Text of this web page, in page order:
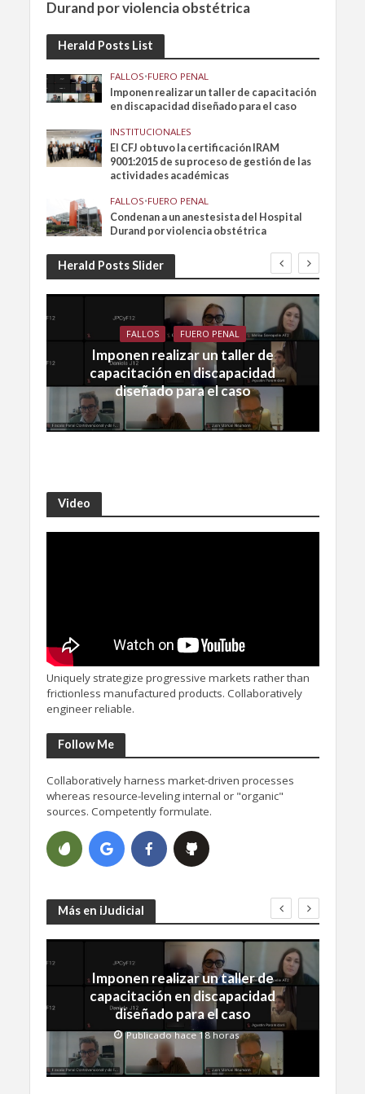
Durand por violencia obstétrica
Herald Posts List
FALLOS•FUERO PENAL
Imponen realizar un taller de capacitación
en discapacidad diseñado para el caso
INSTITUCIONALES
El CFJ obtuvo la certificación IRAM
9001:2015 de su proceso de gestión de las
actividades académicas
FALLOS•FUERO PENAL
Condenan a un anestesista del Hospital
Durand por violencia obstétrica
Herald Posts Slider
FALLOS FUERO PENAL
Imponen realizar un taller de
capacitación en discapacidad
diseñado para el caso
Video
Uniquely strategize progressive markets rather than
frictionless manufactured products. Collaboratively
engineer reliable.
Follow Me
Collaboratively harness market-driven processes
whereas resource-leveling internal or "organic"
sources. Competently formulate.
Más en iJudicial
Imponen realizar un taller de
capacitación en discapacidad
diseñado para el caso
Publicado hace 18 horas